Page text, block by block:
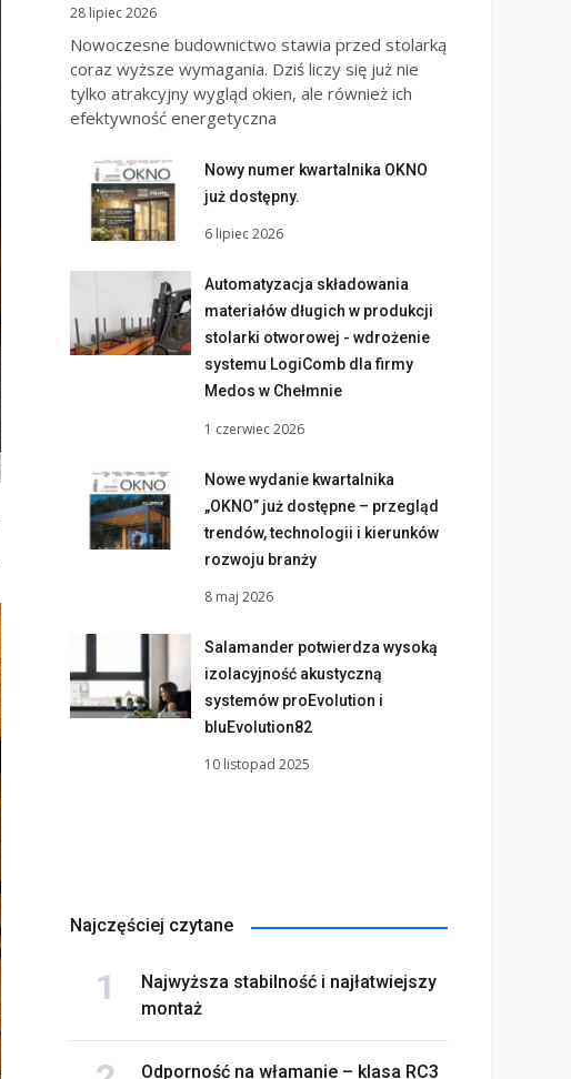
28 lipiec 2026
Nowoczesne budownictwo stawia przed stolarką
coraz wyższe wymagania. Dziś liczy się już nie
tylko atrakcyjny wygląd okien, ale również ich
efektywność energetyczna
Nowy numer kwartalnika OKNO
już dostępny.
6 lipiec 2026
Automatyzacja składowania
materiałów długich w produkcji
stolarki otworowej - wdrożenie
systemu LogiComb dla firmy
Medos w Chełmnie
1 czerwiec 2026
Nowe wydanie kwartalnika
„OKNO” już dostępne – przegląd
trendów, technologii i kierunków
rozwoju branży
8 maj 2026
Salamander potwierdza wysoką
izolacyjność akustyczną
systemów proEvolution i
bluEvolution82
10 listopad 2025
Najczęściej czytane
Najwyższa stabilność i najłatwiejszy
montaż
Odporność na włamanie – klasa RC3